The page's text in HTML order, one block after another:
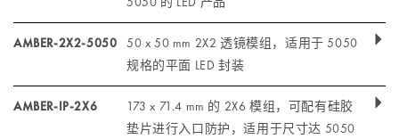
AMBER-2X2-5050
50 x 50 mm 2X2 透镜模组，适用于 5050
规格的平面 LED 封装
AMBER-IP-2X6
173 x 71.4 mm 的 2X6 模组，可配有硅胶
垫片进行入口防护，适用于尺寸达 5050